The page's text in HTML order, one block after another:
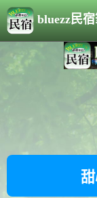
bluezz民